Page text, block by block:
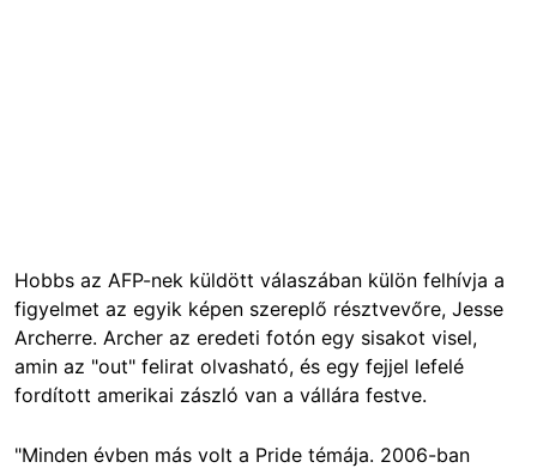
Hobbs az AFP-nek küldött válaszában külön felhívja a
figyelmet az egyik képen szereplő résztvevőre, Jesse
Archerre. Archer az eredeti fotón egy sisakot visel,
amin az "out" felirat olvasható, és egy fejjel lefelé
fordított amerikai zászló van a vállára festve.
"Minden évben más volt a Pride témája. 2006-ban